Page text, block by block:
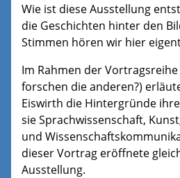
Wie ist diese Ausstellung
die Geschichten hinter den
Stimmen hören wir hier
Im Rahmen der Vortragsreihe
forschen die anderen?)
Eiswirth die Hintergründe
sie Sprachwissenschaft,
und
dieser Vortrag eröffnete
Ausstellung.